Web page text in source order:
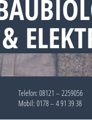
Telefon: 08121 – 2259056
Mobil: 0178 – 4 91 39 38